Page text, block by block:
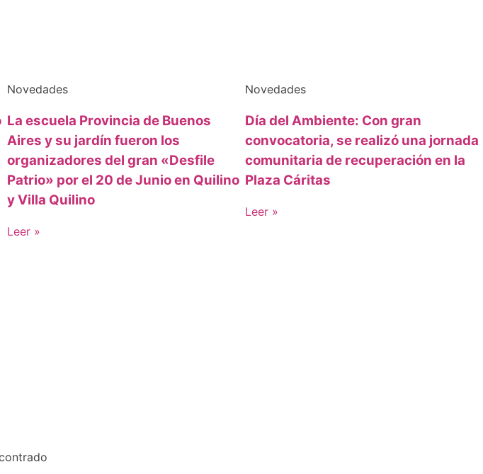
Novedades
La escuela Provincia de Buenos
Aires y su jardín fueron los
organizadores del gran «Desfile
Patrio» por el 20 de Junio en Quilino
y Villa Quilino
Leer »
Novedades
Día del Ambiente: Con gran
convocatoria, se realizó una jornada
comunitaria de recuperación en la
Plaza Cáritas
Leer »